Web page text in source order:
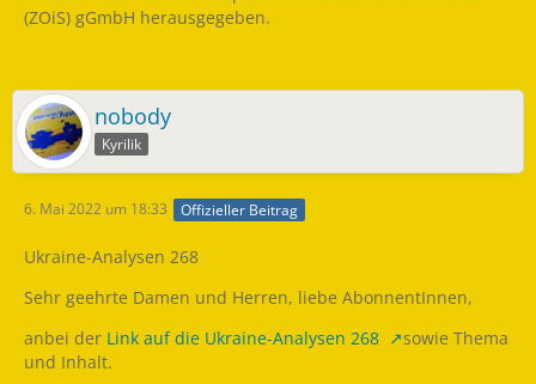
(ZOiS) gGmbH herausgegeben.
nobody
Kyrilik
6. Mai 2022 um 18:33 Offizieller Beitrag
Ukraine-Analysen 268
Sehr geehrte Damen und Herren, liebe AbonnentInnen,
anbei der Link auf die Ukraine-Analysen 268
sowie Thema
und Inhalt.